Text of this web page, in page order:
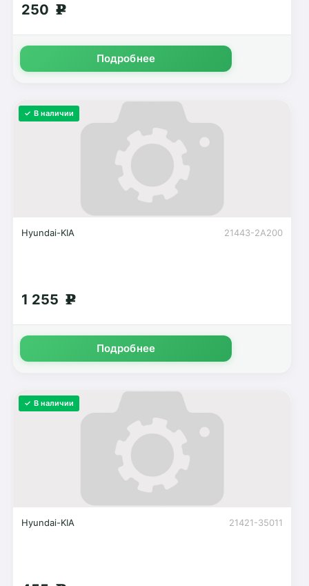
250 g
Подробнее
✓ В наличии
21443-2A200
Hyundai-KIA
1 255 g
Подробнее
✓ В наличии
21421-35011
Hyundai-KIA